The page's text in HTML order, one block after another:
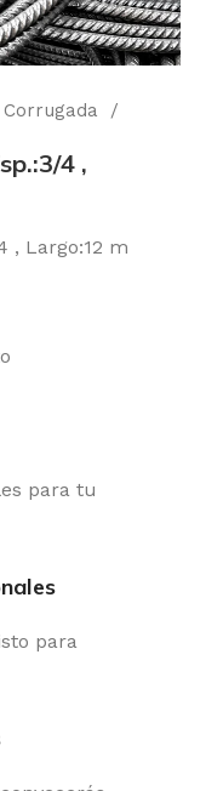
4 ,
, Largo:12 m
para tu
para